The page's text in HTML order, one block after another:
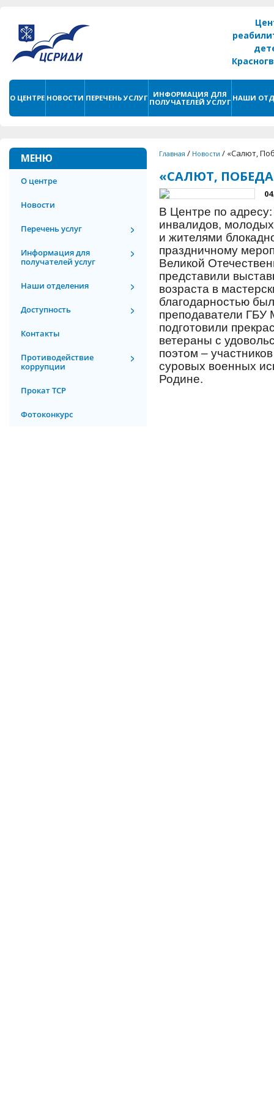
О ЦЕНТРЕ НОВОСТИ ПЕРЕЧЕНЬ УСЛУГ
ИНФОРМАЦИЯ ДЛЯ
ПОЛУЧАТЕЛЕЙ УСЛУГ НАШИ
МЕНЮ
О центре
Новости
Перечень услуг
Информация для
получателей услуг
Наши отделения
Доступность
Контакты
Противодействие
коррупции
Прокат ТСР
Фотоконкурс
Главная / Новости / «Салют,
«САЛЮТ,
В Центре по адресу:
инвалидов,
и жителями
праздничному
Великой
представили
возраста в
благодарностью
преподаватели ГБУ
подготовили
ветераны с
поэтом –
суровых военных
Родине.